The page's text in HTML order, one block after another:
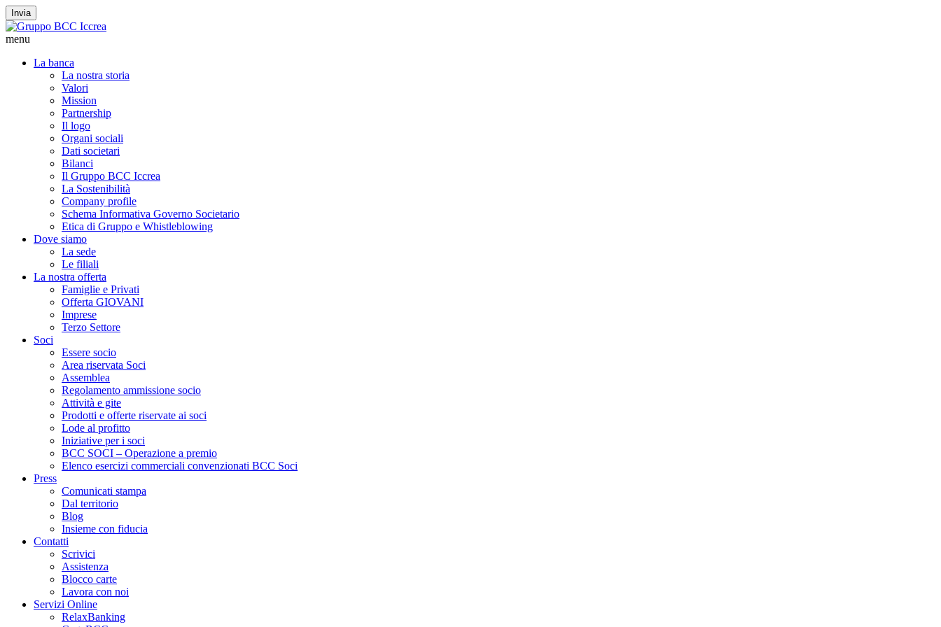
Invia
menu
La banca
La nostra storia
Valori
Mission
Partnership
Il logo
Organi sociali
Dati societari
Bilanci
Il Gruppo BCC Iccrea
La Sostenibilità
Company profile
Schema Informativa Governo Societario
Etica di Gruppo e Whistleblowing
Dove siamo
La sede
Le filiali
La nostra offerta
Famiglie e Privati
Offerta GIOVANI
Imprese
Terzo Settore
Soci
Essere socio
Area riservata Soci
Assemblea
Regolamento ammissione socio
Attività e gite
Prodotti e offerte riservate ai soci
Lode al profitto
Iniziative per i soci
BCC SOCI – Operazione a premio
Elenco esercizi commerciali convenzionati BCC Soci
Press
Comunicati stampa
Dal territorio
Blog
Insieme con fiducia
Contatti
Scrivici
Assistenza
Blocco carte
Lavora con noi
Servizi Online
RelaxBanking